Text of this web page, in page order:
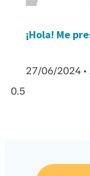
¡Hola! Me
27/06/2024